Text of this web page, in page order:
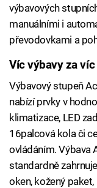
výbavových
manuálními i
převodovkami a
Víc výbavy za víc
Výbavový stupeň
nabízí prvky v
klimatizace, LED
16palcová kola či
ovládáním. Výbava
standardně
oken, kožený